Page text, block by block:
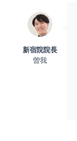
新宿院院長
曽我